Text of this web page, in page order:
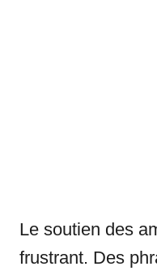
Le soutien des
frustrant. Des